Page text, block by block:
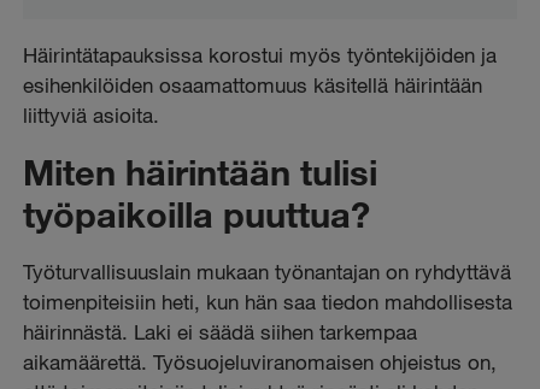
Häirintätapauksissa korostui myös työntekijöiden ja
esihenkilöiden osaamattomuus käsitellä häirintään
liittyviä asioita.
Miten häirintään tulisi
työpaikoilla puuttua?
Työturvallisuuslain mukaan työnantajan on ryhdyttävä
toimenpiteisiin heti, kun hän saa tiedon mahdollisesta
häirinnästä. Laki ei säädä siihen tarkempaa
aikamäärettä. Työsuojeluviranomaisen ohjeistus on,